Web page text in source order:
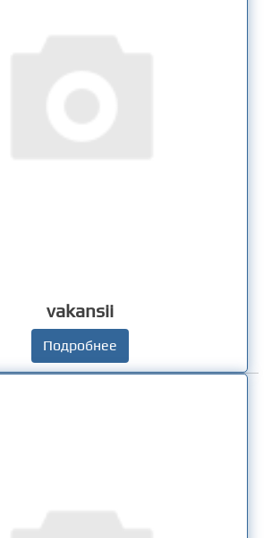
vakansii
Подробнее